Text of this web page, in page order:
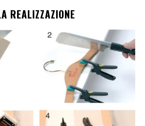
REALIZZAZIONE